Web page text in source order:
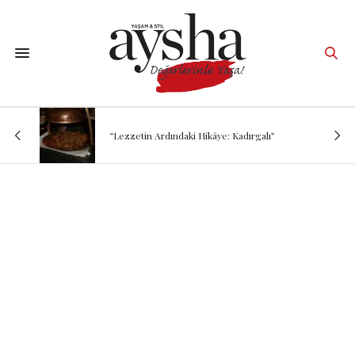
“Lezzetin Ardındaki Hikâye: Kadırgalı”